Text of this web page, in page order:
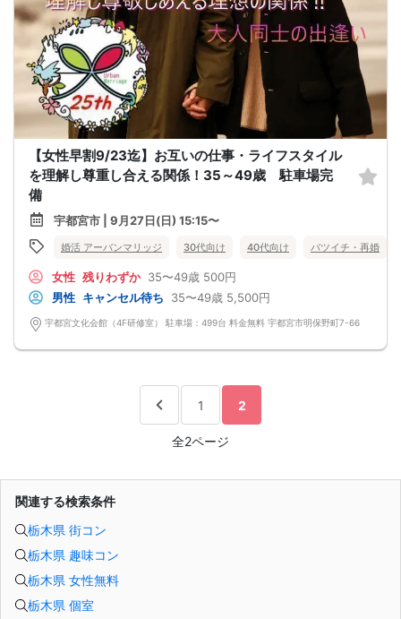
【女性早割9/23迄】お互いの仕事・ライフスタイル
を理解し尊重し合える関係！35～49歳 駐車場完
備
宇都宮市 | 9月27日(日) 15:15〜
婚活 アーバンマリッジ 30代向け 40代向け バツイチ・再婚
女性 残りわずか 35〜49歳 500円
男性 キャンセル待ち 35〜49歳 5,500円
宇都宮文化会館（4F研修室） 駐車場：499台 料金無料 宇都宮市明保野町7-66
1 2
全2ページ
関連する検索条件
栃木県 街コン
栃木県 趣味コン
栃木県 女性無料
栃木県 個室